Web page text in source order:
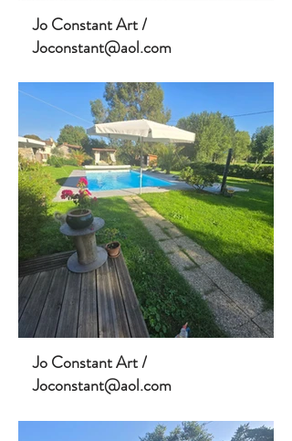
Jo Constant Art /
Joconstant@aol.com
Jo Constant Art /
Joconstant@aol.com